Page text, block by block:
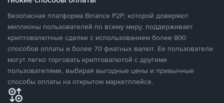
Безопасная платформа Binance P2P, которой доверяют
миллионы пользователей по всему миру, поддерживает
криптовалютные сделки с использованием более 800
способов оплаты и более 70 фиатных валют. Ее пользователи
могут легко торговать криптовалютой с другими
пользователями, выбирая выгодные цены и привычные
способы оплаты на открытом маркетплейсе.